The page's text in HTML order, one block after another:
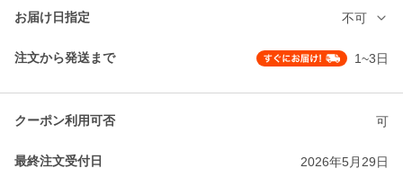
お届け日指定 不可
注文から発送まで 1~3日
クーポン利用可否 可
最終注文受付日 2026年5月29日